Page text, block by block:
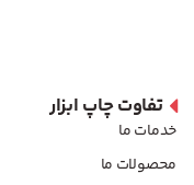
تفاوت چاپ ابزار
خدمات ما
محصولات ما